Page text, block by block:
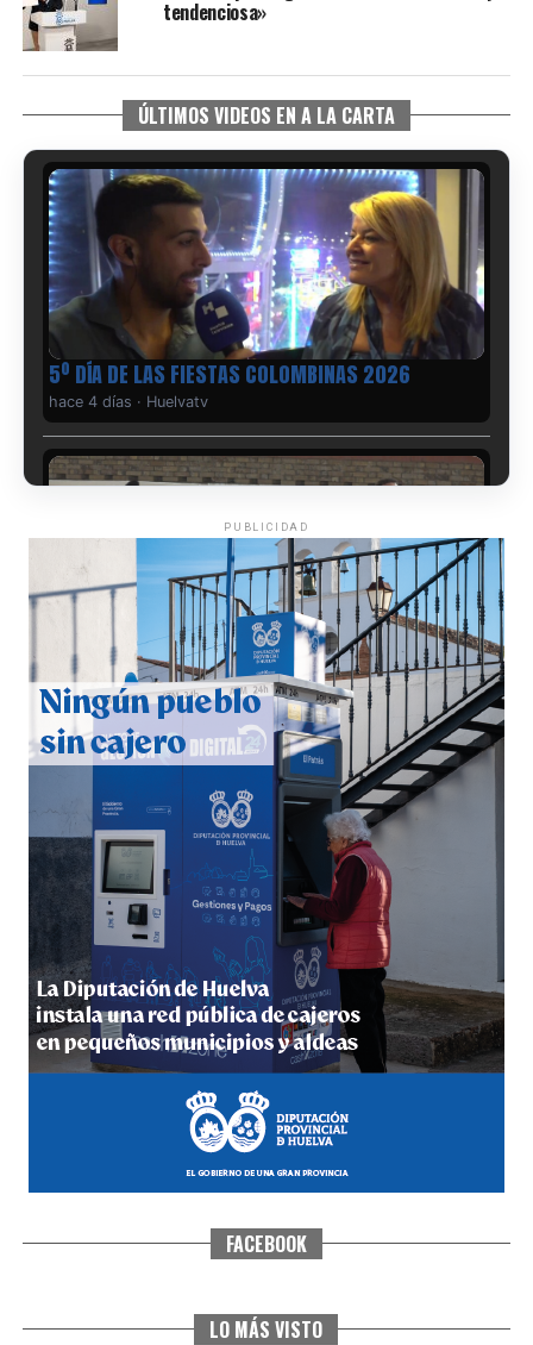
tendenciosa»
ÚLTIMOS VIDEOS EN A LA CARTA
5º DÍA DE LAS FIESTAS COLOMBINAS 2026
hace 4 días · Huelvatv
CUARTA CORRIDA DE LAS FIESTAS COLOMBINAS
2026
hace 4 días·Huelvatv
4º DÍA DE LAS FIESTAS COLOMBINAS 2026
hace 5 días·Huelvatv
SEXTA CORRIDA DE LAS FIESTAS COLOMBINAS
PUBLICIDAD
FACEBOOK
LO MÁS VISTO